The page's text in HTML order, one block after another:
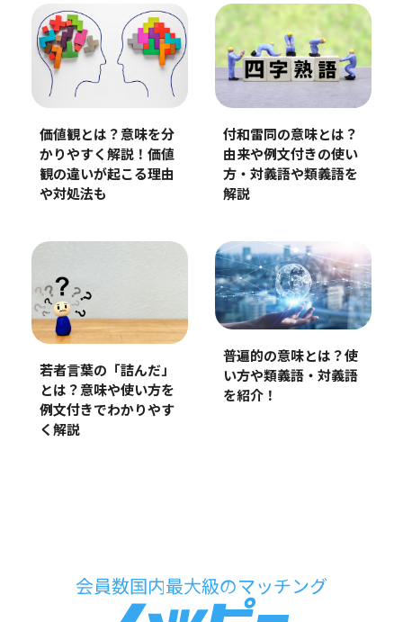
価値観とは？意味を分
かりやすく解説！価値
観の違いが起こる理由
や対処法も
付和雷同の意味とは？
由来や例文付きの使い
方・対義語や類義語を
解説
若者言葉の「詰んだ」
とは？意味や使い方を
例文付きでわかりやす
く解説
普遍的の意味とは？使
い方や類義語・対義語
を紹介！